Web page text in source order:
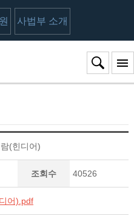
사법부 소개
(힌디어)
조회수 40526
어).pdf